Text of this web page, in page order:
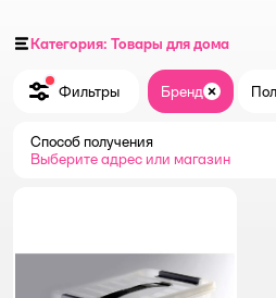
Категория: Товары для дома
Фильтры Бренд Закрыть
Способ получения
Выберите адрес или магазин